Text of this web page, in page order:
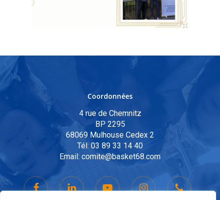
Coordonnées
4 rue de Chemnitz
BP 2295
68069 Mulhouse Cedex 2
Tél: 03 89 33 14 40
Email: comite@basket68.com